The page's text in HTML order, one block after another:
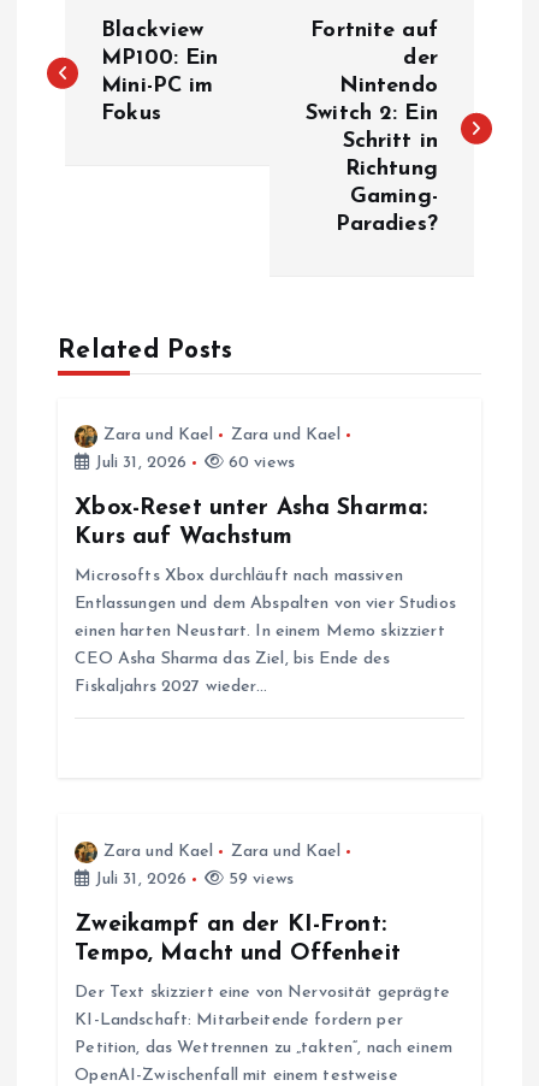
e
g
Blackview
MP100: Ein
Mini-PC im
Fokus
Fortnite auf
der
Nintendo
Switch 2: Ein
Schritt in
Richtung
Gaming-
Paradies?
Related Posts
Zara und Kael
Zara und Kael
Juli 31, 2026
60 views
Xbox-Reset unter Asha Sharma:
Kurs auf Wachstum
Microsofts Xbox durchläuft nach massiven
Entlassungen und dem Abspalten von vier Studios
einen harten Neustart. In einem Memo skizziert
CEO Asha Sharma das Ziel, bis Ende des
Fiskaljahrs 2027 wieder…
Zara und Kael
Zara und Kael
Juli 31, 2026
59 views
Zweikampf an der KI-Front:
Tempo, Macht und Offenheit
Der Text skizziert eine von Nervosität geprägte
KI-Landschaft: Mitarbeitende fordern per
Petition, das Wettrennen zu „takten“, nach einem
OpenAI-Zwischenfall mit einem testweise